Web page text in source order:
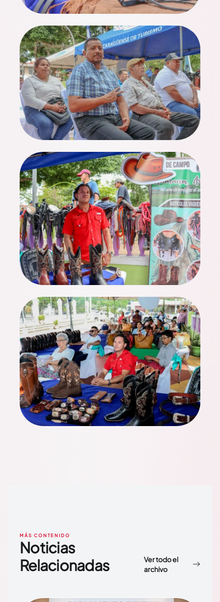
MÁS CONTENIDO
Noticias
Relacionadas
Ver todo el
archivo